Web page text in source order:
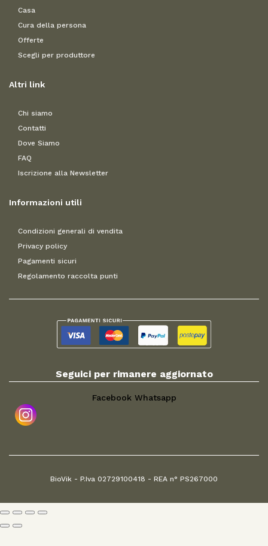
Casa
Cura della persona
Offerte
Scegli per produttore
Altri link
Chi siamo
Contatti
Dove Siamo
FAQ
Iscrizione alla Newsletter
Informazioni utili
Condizioni generali di vendita
Privacy policy
Pagamenti sicuri
Regolamento raccolta punti
Seguici per rimanere aggiornato
Facebook Whatsapp
BioVik - P.Iva 02729100418 - REA n° PS267000